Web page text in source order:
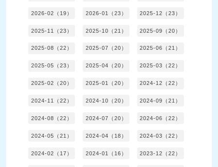
2026-02（19） 2026-01（23） 2025-12（23）
2025-11（23） 2025-10（21） 2025-09（20）
2025-08（22） 2025-07（20） 2025-06（21）
2025-05（23） 2025-04（20） 2025-03（22）
2025-02（20） 2025-01（20） 2024-12（22）
2024-11（22） 2024-10（20） 2024-09（21）
2024-08（22） 2024-07（20） 2024-06（22）
2024-05（21） 2024-04（18） 2024-03（22）
2024-02（17） 2024-01（16） 2023-12（22）